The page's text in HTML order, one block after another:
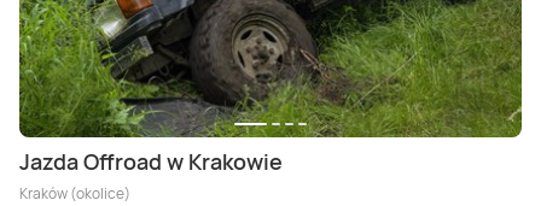
Jazda Offroad w Krakowie
Kraków (okolice)